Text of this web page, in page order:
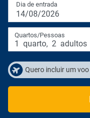
Dia de entrada
14/08/2026
Quartos/Pessoas
1 quarto, 2 adultos
Quero incluir um voo